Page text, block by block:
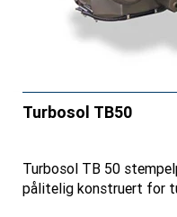
Turbosol TB50
Turbosol TB 50
pålitelig konstruert for